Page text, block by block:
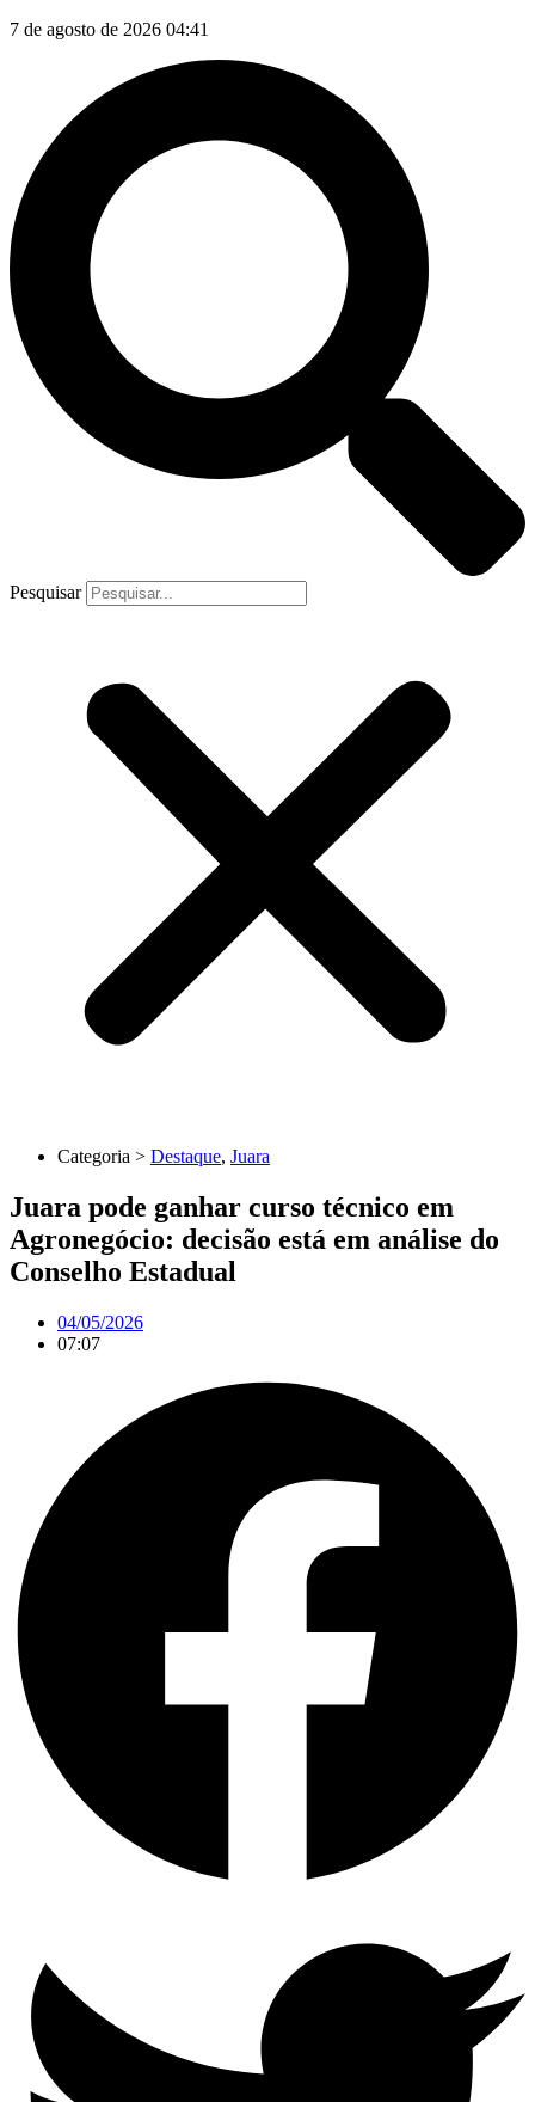
7 de agosto de 2026 04:41
Pesquisar
Categoria > Destaque, Juara
Juara pode ganhar curso técnico em
Agronegócio: decisão está em análise do
Conselho Estadual
04/05/2026
07:07